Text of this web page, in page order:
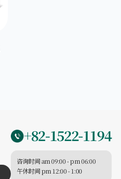
+82-1522-1194
咨询时间 am 09:00 - pm 06:00
午休时间 pm 12:00 - 1:00